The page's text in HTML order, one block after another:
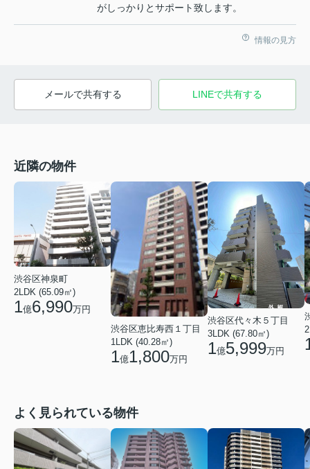
がしっかりとサポート致します。
情報の見方
メールで共有する LINEで共有する
近隣の物件
渋谷区神泉町
2LDK (65.09㎡)
1億6,990万円
渋谷区恵比寿西１丁目
1LDK (40.28㎡)
1億1,800万円
渋谷区代々木５丁目
3LDK (67.80㎡)
1億5,999万円
よく見られている物件